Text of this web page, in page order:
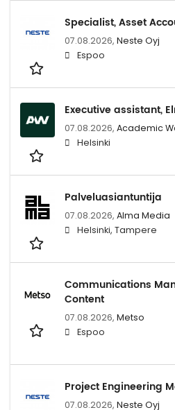
Specialist, Asset
07.08.2026, Neste Oyj
Espoo
Executive assistant,
07.08.2026, Academic
Helsinki
Palveluasiantuntija
07.08.2026, Alma Media
Helsinki, Tampere
Communications
Content
07.08.2026, Metso
Espoo
Project Engineering
07.08.2026, Neste Oyj